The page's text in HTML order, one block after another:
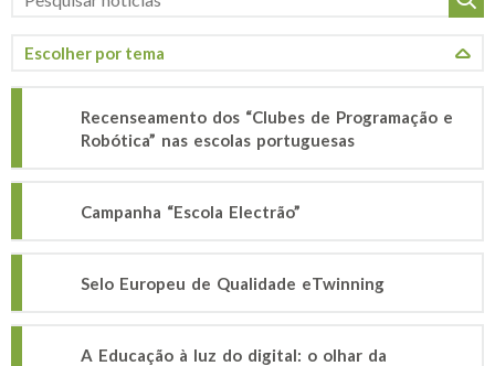
Recenseamento dos “Clubes de Programação e
Robótica” nas escolas portuguesas
Campanha “Escola Electrão”
Selo Europeu de Qualidade eTwinning
A Educação à luz do digital: o olhar da